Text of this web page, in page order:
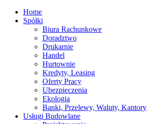
Home
Spółki
Biura Rachunkowe
Doradztwo
Drukarnie
Handel
Hurtownie
Kredyty, Leasing
Oferty Pracy
Ubezpieczenia
Ekologia
Banki, Przelewy, Waluty, Kantory
Usługi Budowlane